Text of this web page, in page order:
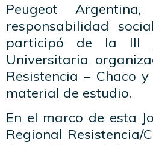
Peugeot
responsabilidad
participó de la III
Universitaria
Resistencia – Chaco
material de estudio.
En el marco de esta
Regional Resistencia/